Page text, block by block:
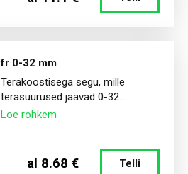
fr 0-32 mm
Terakoostisega segu, mille
terasuurused jäävad 0-32...
Loe rohkem
al 8.68 € Telli